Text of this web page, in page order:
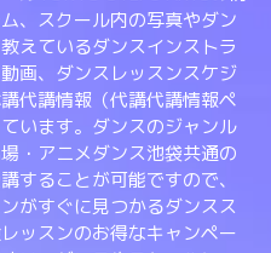
、スクール内の写真やダン
えているダンスインストラ
画、ダンスレッスンスケジ
代講情報（代講代講情報ペ
います。ダンスのジャンル
・アニメダンス池袋共通の
することが可能ですので、
がすぐに見つかるダンスス
ッスンのお得なキャンペー